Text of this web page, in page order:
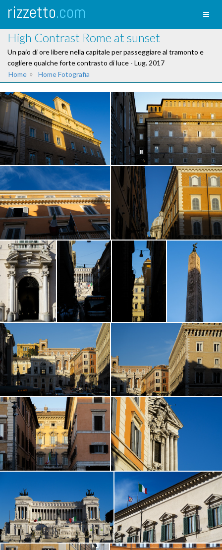
rizzetto.com
High Contrast Rome at sunset
Un paio di ore libere nella capitale per passeggiare al tramonto e
cogliere qualche forte contrasto di luce - Lug. 2017
Home » Home Fotografia